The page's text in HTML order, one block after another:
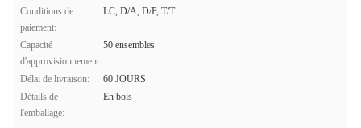
Conditions de
paiement:
LC, D/A, D/P, T/T
Capacité
d'approvisionnement:
50 ensembles
Délai de livraison:
60 JOURS
Détails de
l'emballage:
En bois